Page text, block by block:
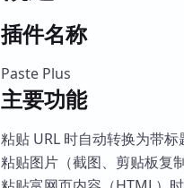
插件名称
Paste Plus
主要功能
粘贴 URL 时自动转换为带
粘贴图片（截图、剪贴板复